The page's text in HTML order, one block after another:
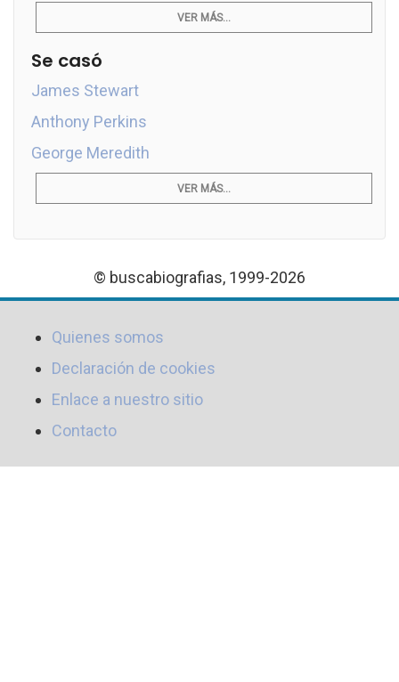
VER MÁS...
Se casó
James Stewart
Anthony Perkins
George Meredith
VER MÁS...
© buscabiografias, 1999-2026
Quienes somos
Declaración de cookies
Enlace a nuestro sitio
Contacto